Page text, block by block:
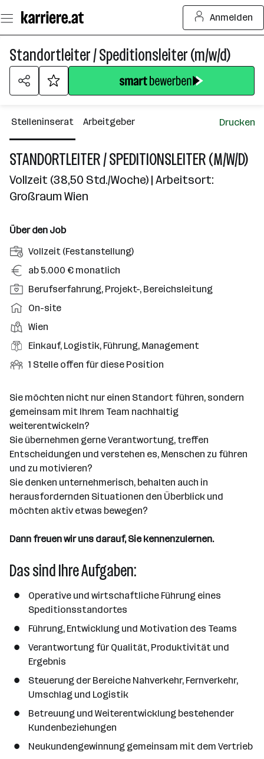
Seiteninhalt
springen
Anmelden
Standortleiter / Speditionsleiter (m/w/d)
Stelleninserat Arbeitgeber Drucken
STANDORTLEITER / SPEDITIONSLEITER (M/W/D)
Vollzeit (38,50 Std./Woche) | Arbeitsort:
Großraum Wien
Über den Job
A
n
t
e
l
u
n
s
a
r
t
Vollzeit (Festanstellung)
G
e
h
a
l
t
ab 5.000 € monatlich
P
o
i
t
i
s
e
b
e
n
e
Berufserfahrung, Projekt-, Bereichsleitung
A
r
b
e
i
s
m
o
d
e
l
l
On-site
D
i
n
t
o
r
t
Wien
B
e
f
s
f
e
l
d
e
r
Einkauf, Logistik, Führung, Management
O
f
e
n
e
S
t
e
l
l
n
1 Stelle offen für diese Position
Sie möchten nicht nur einen Standort führen, sondern
gemeinsam mit Ihrem Team nachhaltig
weiterentwickeln?
Sie übernehmen gerne Verantwortung, treffen
Entscheidungen und verstehen es, Menschen zu führen
und zu motivieren?
Sie denken unternehmerisch, behalten auch in
herausfordernden Situationen den Überblick und
möchten aktiv etwas bewegen?
Dann freuen wir uns darauf, Sie kennenzulernen.
Das sind Ihre Aufgaben:
Operative und wirtschaftliche Führung eines
Speditionsstandortes
Führung, Entwicklung und Motivation des Teams
Verantwortung für Qualität, Produktivität und
Ergebnis
Steuerung der Bereiche Nahverkehr, Fernverkehr,
Umschlag und Logistik
Betreuung und Weiterentwicklung bestehender
Kundenbeziehungen
Neukundengewinnung gemeinsam mit dem Vertrieb